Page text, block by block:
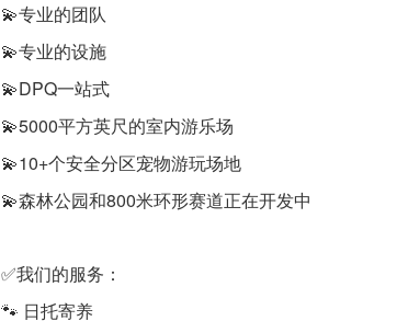
💫专业的团队
💫专业的设施
💫DPQ一站式
💫5000平方英尺的室内游乐场
💫10+个安全分区宠物游玩场地
💫森林公园和800米环形赛道正在开发中
✅我们的服务：
🐾 日托寄养